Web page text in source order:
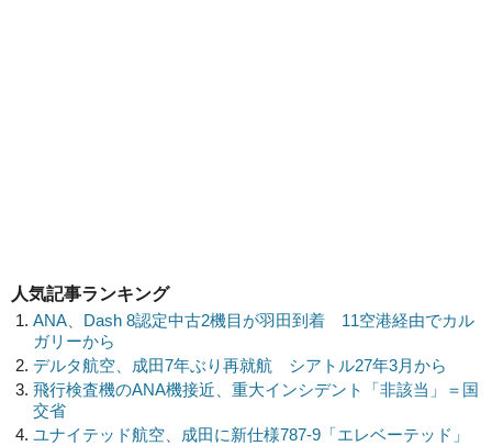
人気記事ランキング
ANA、Dash 8認定中古2機目が羽田到着 11空港経由でカル
ガリーから
デルタ航空、成田7年ぶり再就航 シアトル27年3月から
飛行検査機のANA機接近、重大インシデント「非該当」＝国
交省
ユナイテッド航空、成田に新仕様787-9「エレベーテッド」